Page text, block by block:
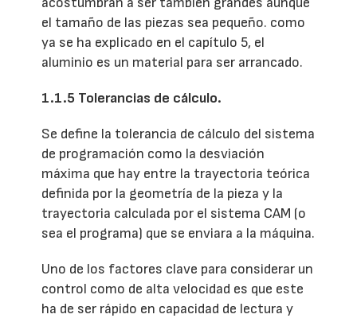
el tamaño de las piezas sea pequeño. como
ya se ha explicado en el capítulo 5, el
aluminio es un material para ser arrancado.
1.1.5 Tolerancias de cálculo.
Se define la tolerancia de cálculo del sistema
de programación como la desviación
máxima que hay entre la trayectoria teórica
definida por la geometría de la pieza y la
trayectoria calculada por el sistema CAM (o
sea el programa) que se enviara a la máquina.
Uno de los factores clave para considerar un
control como de alta velocidad es que este
ha de ser rápido en capacidad de lectura y